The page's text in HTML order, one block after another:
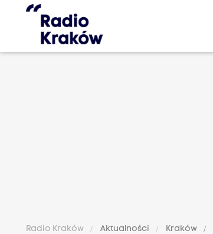
Radio Kraków Aktualności Kraków